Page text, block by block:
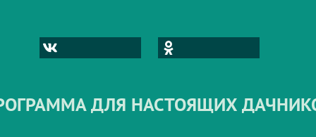
ДЛЯ НАСТОЯЩИХ